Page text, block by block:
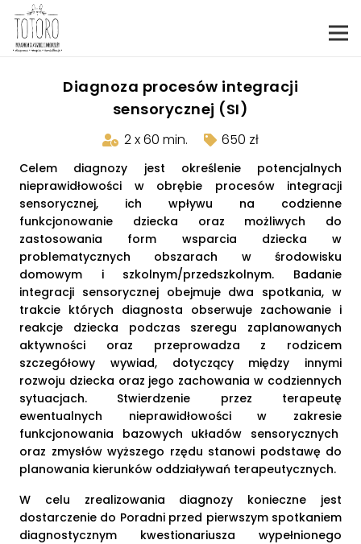
Diagnoza procesów integracji
sensorycznej (SI)
2 x 60 min. 650 zł
Celem diagnozy jest określenie potencjalnych
nieprawidłowości w obrębie procesów integracji
sensorycznej, ich wpływu na codzienne
funkcjonowanie dziecka oraz możliwych do
zastosowania form wsparcia dziecka w
problematycznych obszarach w środowisku
domowym i szkolnym/przedszkolnym. Badanie
integracji sensorycznej obejmuje dwa spotkania, w
trakcie których diagnosta obserwuje zachowanie i
reakcje dziecka podczas szeregu zaplanowanych
aktywności oraz przeprowadza z rodzicem
szczegółowy wywiad, dotyczący między innymi
rozwoju dziecka oraz jego zachowania w codziennych
sytuacjach. Stwierdzenie przez terapeutę
ewentualnych nieprawidłowości w zakresie
funkcjonowania bazowych układów sensorycznych
oraz zmysłów wyższego rzędu stanowi podstawę do
planowania kierunków oddziaływań terapeutycznych.
W celu zrealizowania diagnozy konieczne jest
dostarczenie do Poradni przed pierwszym spotkaniem
diagnostycznym kwestionariusza wypełnionego